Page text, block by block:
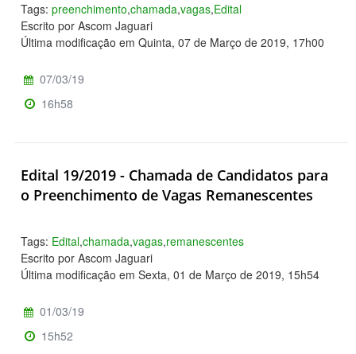
Tags: preenchimento,chamada,vagas,Edital
Escrito por Ascom Jaguari
Última modificação em Quinta, 07 de Março de 2019, 17h00
07/03/19
16h58
Edital 19/2019 - Chamada de Candidatos para
o Preenchimento de Vagas Remanescentes
Tags: Edital,chamada,vagas,remanescentes
Escrito por Ascom Jaguari
Última modificação em Sexta, 01 de Março de 2019, 15h54
01/03/19
15h52